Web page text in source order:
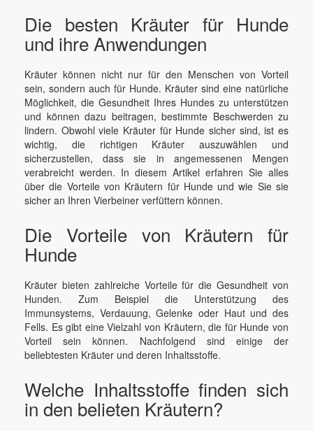
Die besten Kräuter für Hunde
und ihre Anwendungen
Kräuter können nicht nur für den Menschen von Vorteil
sein, sondern auch für Hunde. Kräuter sind eine natürliche
Möglichkeit, die Gesundheit Ihres Hundes zu unterstützen
und können dazu beitragen, bestimmte Beschwerden zu
lindern. Obwohl viele Kräuter für Hunde sicher sind, ist es
wichtig, die richtigen Kräuter auszuwählen und
sicherzustellen, dass sie in angemessenen Mengen
verabreicht werden. In diesem Artikel erfahren Sie alles
über die Vorteile von Kräutern für Hunde und wie Sie sie
sicher an Ihren Vierbeiner verfüttern können.
Die Vorteile von Kräutern für
Hunde
Kräuter bieten zahlreiche Vorteile für die Gesundheit von
Hunden. Zum Beispiel die Unterstützung des
Immunsystems, Verdauung, Gelenke oder Haut und des
Fells. Es gibt eine Vielzahl von Kräutern, die für Hunde von
Vorteil sein können. Nachfolgend sind einige der
beliebtesten Kräuter und deren Inhaltsstoffe.
Welche Inhaltsstoffe finden sich
in den belieten Kräutern?